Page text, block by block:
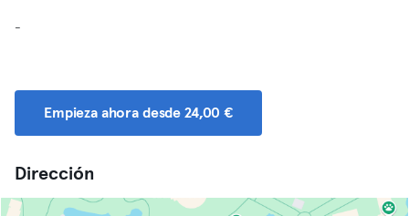
-
Empieza ahora desde 24,00 €
Dirección